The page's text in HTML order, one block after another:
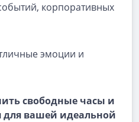
корпоративных
эмоции и
свободные часы и
для вашей идеальной